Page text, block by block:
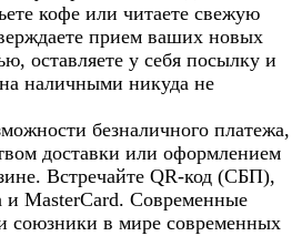
кофе или читаете свежую
прием ваших новых
оставляете у себя посылку и
наличными никуда не
безналичного платежа,
доставки или оформлением
Встречайте QR-код (СБП),
MasterCard. Современные
союзники в мире современных